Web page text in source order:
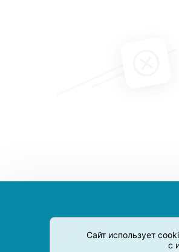
Сайт использует
с